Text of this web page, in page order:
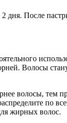
После
Волосы
волосы, тем
по
жирных волос.